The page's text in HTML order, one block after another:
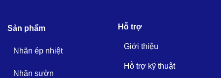
Sản phẩm
Nhãn ép nhiệt
Nhãn sườn
Hỗ trợ
Giới thiệu
Hỗ trợ kỹ thuật